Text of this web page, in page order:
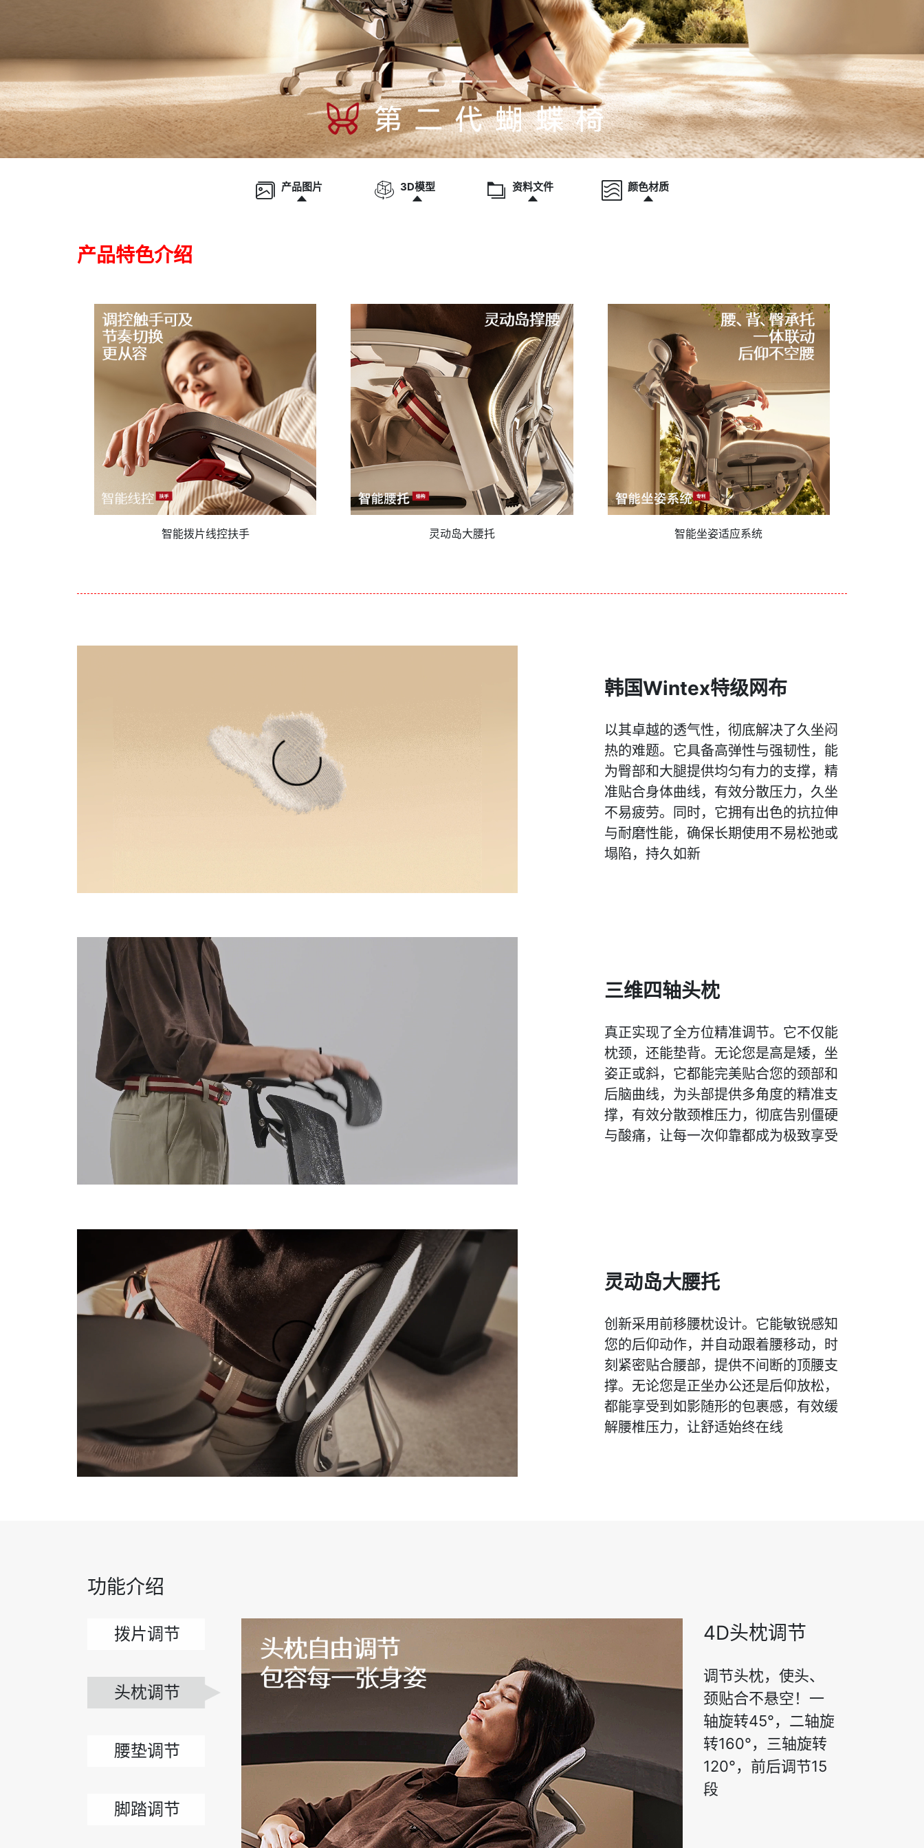
产品图片 3D模型 资料文件 颜色材质
产品特色介绍
智能拨片线控扶手 灵动岛大腰托 智能坐姿适应系统
韩国Wintex特级网布
以其卓越的透气性，彻底解决了久坐闷
热的难题。它具备高弹性与强韧性，能
为臀部和大腿提供均匀有力的支撑，精
准贴合身体曲线，有效分散压力，久坐
不易疲劳。同时，它拥有出色的抗拉伸
与耐磨性能，确保长期使用不易松弛或
塌陷，持久如新
三维四轴头枕
真正实现了全方位精准调节。它不仅能
枕颈，还能垫背。无论您是高是矮，坐
姿正或斜，它都能完美贴合您的颈部和
后脑曲线，为头部提供多角度的精准支
撑，有效分散颈椎压力，彻底告别僵硬
与酸痛，让每一次仰靠都成为极致享受
灵动岛大腰托
创新采用前移腰枕设计。它能敏锐感知
您的后仰动作，并自动跟着腰移动，时
刻紧密贴合腰部，提供不间断的顶腰支
撑。无论您是正坐办公还是后仰放松，
都能享受到如影随形的包裹感，有效缓
解腰椎压力，让舒适始终在线
功能介绍
拨片调节
头枕调节
腰垫调节
脚踏调节
4D头枕调节
调节头枕，使头、
颈贴合不悬空！一
轴旋转45°，二轴旋
转160°，三轴旋转
120°，前后调节15
段